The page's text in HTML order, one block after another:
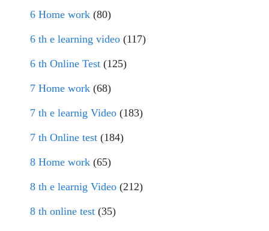
6 Home work (80)
6 th e learning video (117)
6 th Online Test (125)
7 Home work (68)
7 th e learnig Video (183)
7 th Online test (184)
8 Home work (65)
8 th e learnig Video (212)
8 th online test (35)